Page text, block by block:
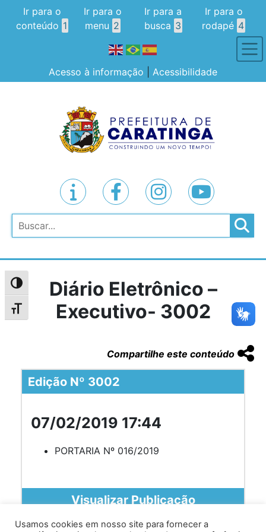
Alternar alto contraste
Alternar tamanho da fonte
Ir para o
conteúdo 1
Ir para o
menu 2
Ir para a
busca 3
Ir para o
rodapé 4
Acesso à informação Acessibilidade
Pesquisar
Diário Eletrônico –
Executivo- 3002
Compartilhe este conteúdo
Edição Nº 3002
07/02/2019 17:44
PORTARIA Nº 016/2019
Visualizar Publicação
Usamos cookies em nosso site para fornecer a